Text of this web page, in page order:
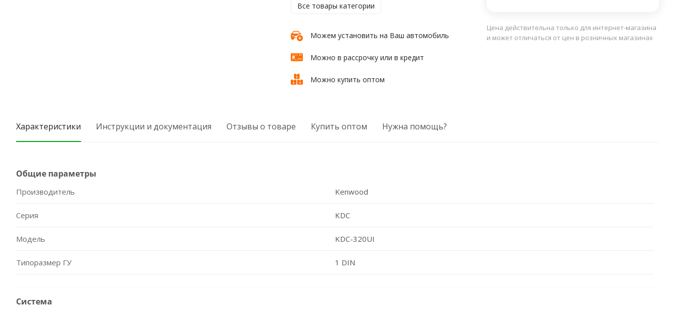
Все товары категории
Можем установить на Ваш автомобиль
Можно в рассрочку или в кредит
Можно купить оптом
Цена действительна только для интернет-магазина
и может отличаться от цен в розничных магазинах
Характеристики Инструкции и документация Отзывы о товаре Купить оптом Нужна помощь?
Общие параметры
Производитель Kenwood
Серия KDC
Модель KDC-320UI
Типоразмер ГУ 1 DIN
Система